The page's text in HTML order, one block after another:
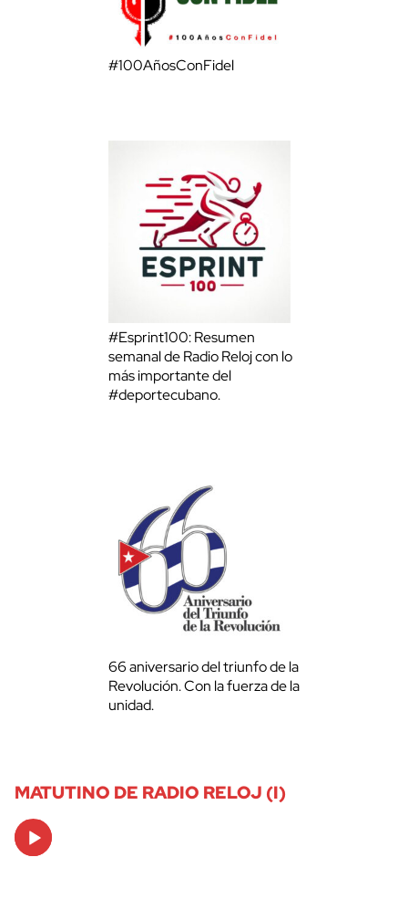
#100AñosConFidel
#Esprint100: Resumen
semanal de Radio Reloj con lo
más importante del
#deportecubano.
66 aniversario del triunfo de la
Revolución. Con la fuerza de la
unidad.
MATUTINO DE RADIO RELOJ (I)
Audio
Player